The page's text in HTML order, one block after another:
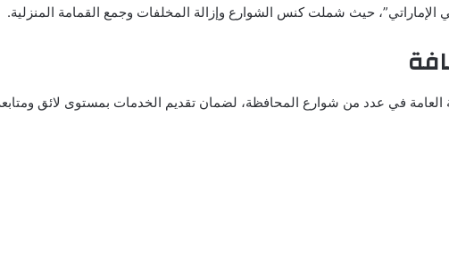
حيث شملت كنس الشوارع وإزالة المخلفات وجمع القمامة المنزلية.
العامة في عدد من شوارع المحافظة، لضمان تقديم الخدمات بمستوى لائق